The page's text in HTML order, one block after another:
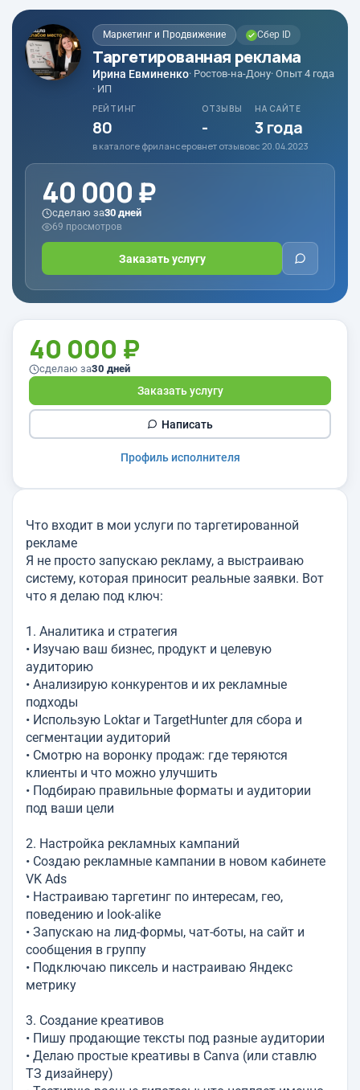
Маркетинг и Продвижение Сбер ID
Таргетированная реклама
Ирина Евминенко· Ростов-на-Дону· Опыт 4 года
· ИП
РЕЙТИНГ
80
в каталоге фрилансеров
ОТЗЫВЫ
-
нет отзывов
НА САЙТЕ
3 года
с 20.04.2023
40 000 ₽
сделаю за30 дней
69 просмотров
Заказать услугу
Что входит в мои услуги по таргетированной
рекламе
Я не просто запускаю рекламу, а выстраиваю
систему, которая приносит реальные заявки. Вот
что я делаю под ключ:
1. Аналитика и стратегия
• Изучаю ваш бизнес, продукт и целевую
аудиторию
• Анализирую конкурентов и их рекламные
подходы
• Использую Loktar и TargetHunter для сбора и
сегментации аудиторий
• Смотрю на воронку продаж: где теряются
клиенты и что можно улучшить
• Подбираю правильные форматы и аудитории
под ваши цели
2. Настройка рекламных кампаний
• Создаю рекламные кампании в новом кабинете
VK Ads
• Настраиваю таргетинг по интересам, гео,
поведению и look-alike
• Запускаю на лид-формы, чат-боты, на сайт и
сообщения в группу
• Подключаю пиксель и настраиваю Яндекс
метрику
3. Создание креативов
• Пишу продающие тексты под разные аудитории
• Делаю простые креативы в Canva (или ставлю
ТЗ дизайнеру)
40 000 ₽
сделаю за30 дней
Заказать услугу
Написать
Профиль исполнителя